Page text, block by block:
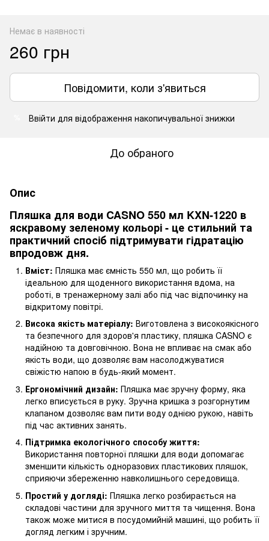
Немає в наявності
260 грн
Повідомити, коли з'явиться
Ввійти для відображення накопичувальної знижки
До обраного
Опис
Пляшка для води CASNO 550 мл KXN-1220 в
яскравому зеленому кольорі - це стильний та
практичний спосіб підтримувати гідратацію
впродовж дня.
Вміст: Пляшка має ємність 550 мл, що робить її
ідеальною для щоденного використання вдома, на
роботі, в тренажерному залі або під час відпочинку на
відкритому повітрі.
Висока якість матеріалу: Виготовлена з високоякісного
та безпечного для здоров'я пластику, пляшка CASNO є
надійною та довговічною. Вона не впливає на смак або
якість води, що дозволяє вам насолоджуватися
свіжістю напою в будь-який момент.
Ергономічний дизайн: Пляшка має зручну форму, яка
легко вписується в руку. Зручна кришка з розгорнутим
клапаном дозволяє вам пити воду однією рукою, навіть
під час активних занять.
Підтримка екологічного способу життя:
Використання повторної пляшки для води допомагає
зменшити кількість одноразових пластикових пляшок,
сприяючи збереженню навколишнього середовища.
Простий у догляді: Пляшка легко розбирається на
складові частини для зручного миття та чищення. Вона
також може митися в посудомийній машині, що робить її
догляд легким і зручним.